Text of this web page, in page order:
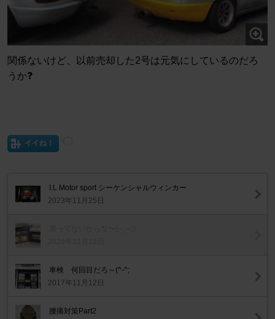
関係ないけど、以前売却した2号は元気にしているのだろ
うか❓
イイね！
I.L Motor sport シーケンシャルウィンカー
2023年11月25日
車検 何回目だろ～(^-^;
2017年11月12日
腰痛対策Part2